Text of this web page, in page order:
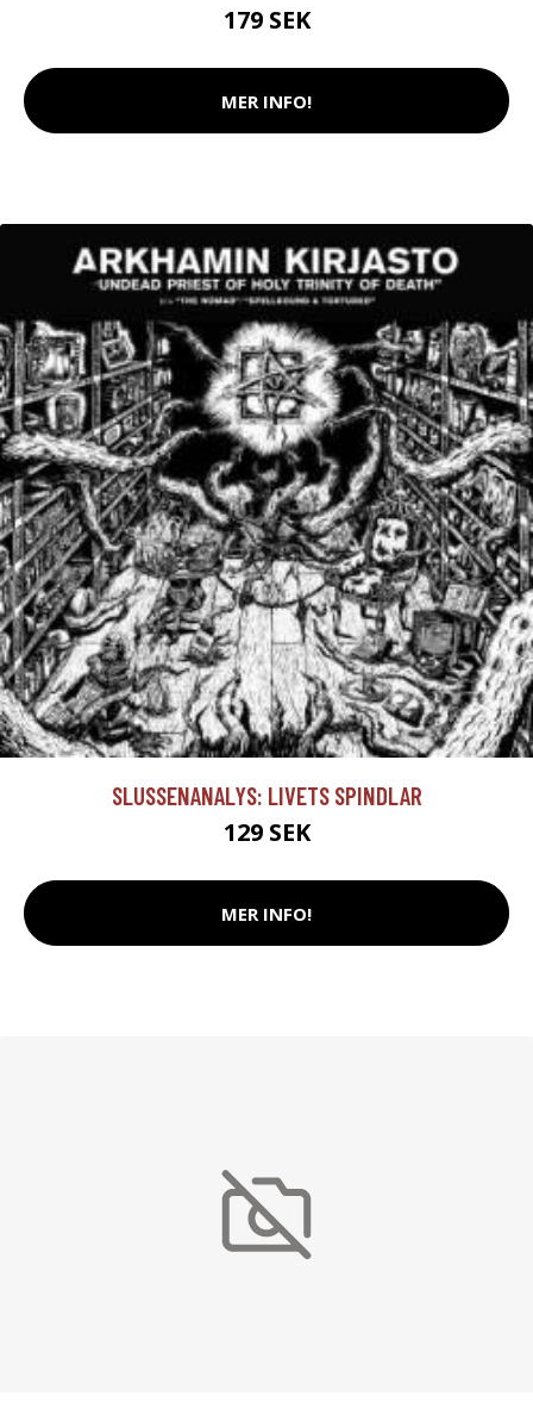
179 SEK
MER INFO!
SLUSSENANALYS: LIVETS SPINDLAR
129 SEK
MER INFO!